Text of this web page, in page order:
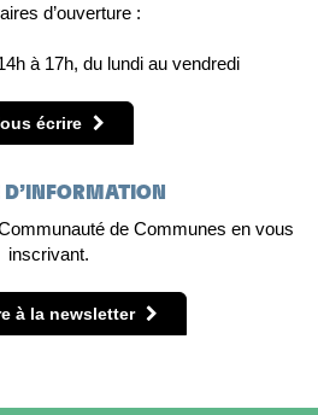
d’ouverture :
à 17h, du lundi au vendredi
écrire
D’INFORMATION
de Communes en vous
inscrivant.
à la newsletter